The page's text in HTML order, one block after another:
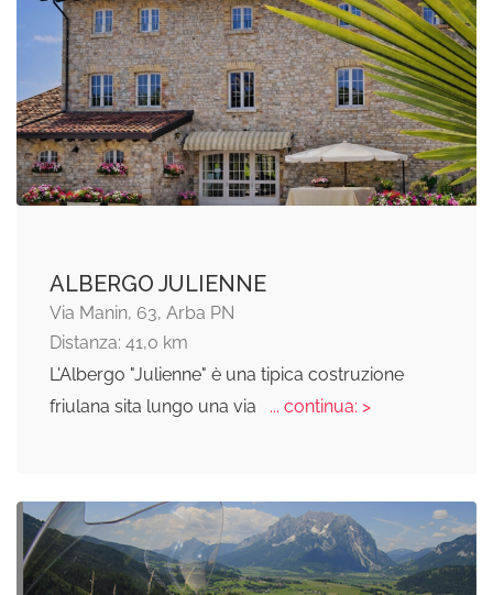
ALBERGO JULIENNE
Via Manin, 63, Arba PN
Distanza: 41,0 km
L'Albergo "Julienne" è una tipica costruzione
friulana sita lungo una via
... continua: >